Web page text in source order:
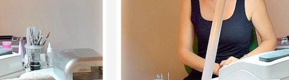
scrivi aposta@espevia.it